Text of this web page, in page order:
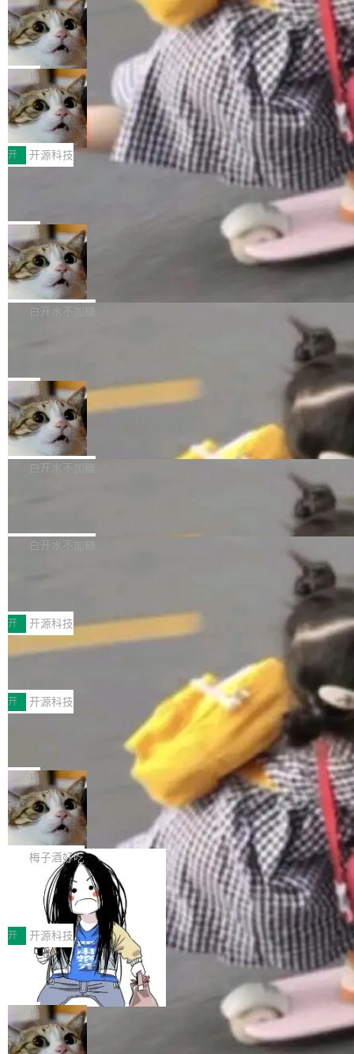
现实 过去两年，CIO们的焦虑清单上多了两项：
一是如何让大模型和智能体应用安全地从PoC走
向生产，二是如何让测试团队跟得上AI应用...
设置，如果用布尔值 + 可空字段来表示——bool
ean 表示是否可切换，nullable 的默认模式、浅
色方案、深色方案——会产生大量无意义的组
合。方案缺了、配置冲突了、全 null 了。要知道
哪些组合有效，作者说，你得靠"文档、校验、或
者部落知识"。 换个写法。Rust 的 enum，两个
变体：Switchable...
个"AI 知识库 + 聊天机器人"——每个大厂都在
做，没什么新鲜的。 但 Kenton Varda 在 Twitte
r 上把事情说清楚了： 今天我们发布了 Cloudfla
re OS，一个带连接器的聊天机器人，跟其他所
有科技公司做的一样。只不过，实际上它不一
样。这是 Sandstorm.io 的重制版，我十年前的
那个创业公司。不同的是，这次它构建在 Cloudf
lare Workers 上——我花了九年时间搭建的平台
——并且深度集成了 AI。这基本上是我十年秘密
Deno 团队开源 Celld，可自托管的分
布式 Durable Objects
Ryan Dahl 领导的 Deno 团队推出了最新开源项
目 Celld，一个能在自己机器上运行 Cloudflare
Workers 和 Durable Objects 的守护进程。 设
计思路很直接：每个对象是一个独立的 SQLite
数据库，按名称寻址，复制到你自己的 S3 兼容
存储库里。节点之间只通过这个存储库协调——
没有控制平面，没有共识协议。每个对象自带一
个小型数据库，应用天然按分片构建，单个数据
库的竞争和爆炸半径问题在设计层面就被消除
了。 闲置的 cell 会休眠到几乎不占资源。当 cel
l 迁移或唤醒时，新宿主从 S3 恢复 SQLite 数据
库继续执行。存储库是持久化的唯一真相...
局
鲁大师7月新机性能/流畅/AI榜：vivo夺
性能、流畅双第一，三星Galaxy Z系列
新折叠缺席
2026年7月的手机市场，由于存储等硬件成本暴
增，手机厂商的日子也不好过啊，新机速度明显
放缓，因此硝烟味淡了许多。新机参数规格除开
高价的三星折叠（三星Galaxy Z Fold8 Ultra / Z
Fold8 / Z Flip8）外，其余要么是中低端机器，
例如iQOO Z11i、REDMI Note 17、REDMI No
te 17 Pro、OPPO K15，要么是vivo X300 E这
样的次旗舰。 Galaxy Z Fold8 Ultra / Z Fold8 /
Z Flip8三款折叠屏新机均在7月22日发布，且全
部搭载骁龙8 Elite Gen5 for Galaxy，它们本该
开 开源科技
Zed 编辑器团队发布了新项目——DeltaDB，一
个在 git commit 之间记录每一次编辑操作的版
本控制系统。目前处于 Early Access 阶段。 De
ltaDB 的核心思路直接写在 landing page 最显
眼的位置：「Software is made between com
mits」——软件是在 commit 之间写出来的。git
是把这段空隙补上。 回退到任何一次编辑：Delt
aDB 捕获 commit 之间的每一次操作，...
局
SpaceXAI 单季资本开支达 183 亿美元
根据风险投资人Tomer Tunguz 博客（VC 分
析）披露的最新分析与第二季度业绩报告，Spac
微软同期总资本开支的四成。 与亚马逊、Alpha
bet、微软以及 Meta 等传统科技巨头相比，Spa
ceXAI的资金消耗速度尤为引人瞩目。然而，支
撑庞大支出的资金来源却呈现出截然不同的面
貌。数据显示，微软和 Meta 主要依托充沛的经
白开水不加糖
一个在终端里运行的编程 agent；Muse Spark
1.2，驱动这个 agent 的新模型。一句话概括：
你可以用 curl -fsSL https://dev.meta.ai/install.
sh | bash 安装一个能在大项目里自动规划、写
代码、验证结果的 AI 终端工具。 据介绍，Muse
个主 agent 循环，外加一组后台 agent。这些后
局
美团开源 LoHoSearch，用知识图谱校
准 AI 能力认知
机器出题的前提，是让机器拥有全局视野。整个
构建流程可以分为四个环节：建图 → 控制难度
白开水不加糖
库，并将作为transport接入Mooncake TENT。
MPComm将作为一种传输引擎接入Mooncake T
ENT，实现零拷贝传输性能提升30%、非零拷贝
传输性能最高提升5倍。UCL-MPComm底层基
于自研UCL-Engine通信引擎，后续腾讯网平将
持续开源更多基于UCL-Engine的高性能通信组
件。 腾讯网平团队在UCL-MPComm中实现了一
个独立于业务线程的全局通信引擎（Engine），
白开水不加糖
型案例入选名单》，深信服“面向企业研发场景的
开源 AI 编程平台 CoStrict 应用”凭借卓越的技术
创新与落地成效成功入选。 全链路私有化部署，
助力企业AI研发安全落地 当前，越来越多企业已
经开始引入 AI Coding 工具，通过调用公有云模
型或企业内部部署模型提升研发效率。但随着 AI
Coding 从个人辅助工具逐步走向团队级、组织
级应用，企业在规模化落地过程中，对安全性、
可控性和代码质量提出了更高要求。 首先是数据
安全与合规要求。对于大多数普通研发场景，公
有云模型能够满足快速试用和效率提升的需求。
但对于金融、能源、医疗等对数据安全要求较...
开 开源科技
深信服AI算力网关入选工信部人工智能
前不久，工业和信息化部正式发布《2025年人工
智能应用典型案例名单》，集中展示人工智能在
各领域的应用成果，覆盖技术底座、行业赋能、
产品应用、支撑保障、专题等五大方向。深信服
AI算力网关（AI创新平台）成功入选！ 随着各行
各业的Agent走向规模化建设，算力构成形态逐
渐丰富，用户关注的重点也在发生变化：不只是
让AI用起来，还要进一步看清混合算力时代下，
Token花在哪里、算力是否被充分利用，以及持
续增长的AI成本该如何优化。 深信服AI算力网关
正是围绕这些实际问题，从Token治理和成本治
理两个方面，让用户的每一份算力都看得清、管
得住、用得稳、省得下、更安全！ 一、从现在开
始，Token使用一目...
开 开源科技
Jeff Dean 离开 Google：一个时代的结
束，一个实验室的开始
Google 员工编号 20。MapReduce 作者之一。
Bigtable 作者之一。TensorFlow 的作者之一。
Gemini 的架构师。Google 首席科学家。 Jeff D
ean 在 Google 工作了 27 年后，宣布离职。 他
不是一个人走。一同离开的还有 Sanjay Ghema
wat（Google 员工编号 23，Jeff Dean 二十多
年的编程搭档，MapReduce 和 Bigtable 的共同
作者）、Quoc Le（Google 大脑核心成员，Se
q2Seq 和 DocAI 的共同发明人）以及 Oriol Vin
yals（Gemini 联合负责人，AlphaSta...
局
🔥 SolonCode v2026.8.4 发布：界面
字体可调、22 种语言、记忆搜索增强
打开终端就能上岗的全中文编码智能体，这一轮
把「看得清、用母语、记得住」三件事一次补
齐。 SolonCode 是什么 SolonCode 是杭州无
耳科技研发的企业级终端编码智能体——一位全
中文驱动的数字员工，自主理解需求、规划步
骤、编写代码。不挑模型、不挑平台，curl 一行
装完即用。 开源地址：Gitee · GitCode · GitHu
b 安装 支持 Java 8+（8~26）、macOS / Linu
x / Windows / Harmony PC。 # macOS / Linu
x / Harmony PC curl -fsSL https://solon.noea
r.org/solon...
梅子酒好吃
让“代码语义理解”深度释放AI Coding
价值潜能：华为云码道（CodeArts）
代码仓技术解析
一、代码仓深度理解技术的作用与价值 在软件工
程实践中，代码仓是企业核心知识资产的主要载
体。企业级代码仓库通常包含数十万乃至数百万
个文件，其规模远超单次模型调用可承载的上下
文窗口。随着项目规模的持续扩张与代码历史的
不断累积，代码仓中的模块关系、接口契约、业
务逻辑等关键信息往往分散于数十乃至数百个文
件之中，形成高度复杂的知识关联网络。传统的
开 开源科技
一条“删库”命令跑 17 小时，算法工程
师删光 89TB 数据只为干私活
最高人民检察院8月4日公布了一起案件：北京一
名90后算法工程师王某，为了给自己接的私活腾
服务器空间，删光了公司AI游戏部门的全部核心
数据。 王某2024年1月入职东城区某科技公司AI
局
Cloudflare 分享推理优化实践：KV ca